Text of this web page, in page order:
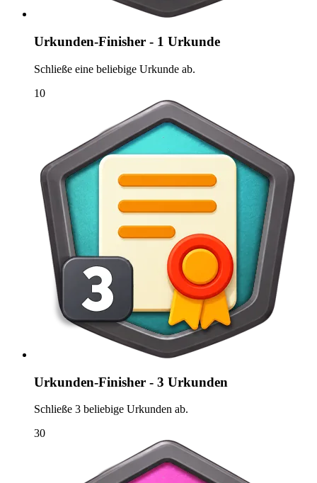
Urkunden-Finisher - 1 Urkunde
Schließe eine beliebige Urkunde ab.
10
Urkunden-Finisher - 3 Urkunden
Schließe 3 beliebige Urkunden ab.
30